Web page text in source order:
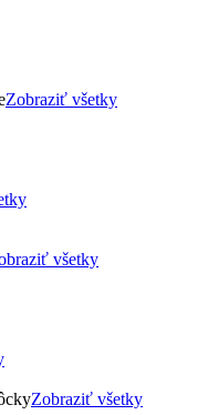
Zobraziť všetky
všetky
Zobraziť všetky